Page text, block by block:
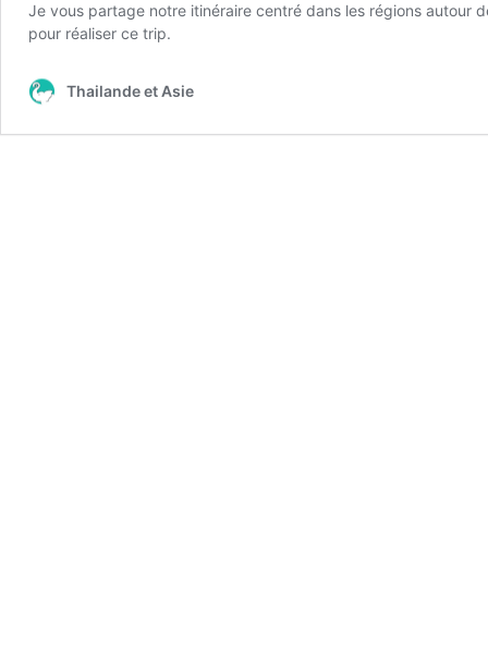
Je vous partage notre itinéraire centré dans les régions autour
pour réaliser ce trip.
Thailande et Asie